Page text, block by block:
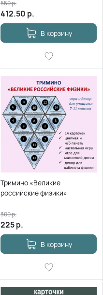
412.50 р.
550р.
В корзину
Тримино «Великие
российские физики»
225р.
300р.
В корзину